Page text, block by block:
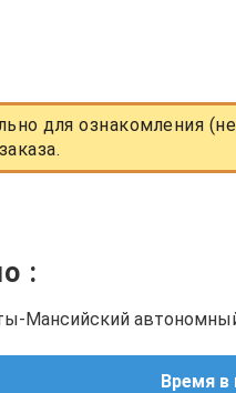
для ознакомления
:
Мансийский
Время в